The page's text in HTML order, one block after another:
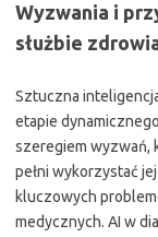
Wyzwania i
służbie
Sztuczna
etapie
szeregiem wyzwań,
pełni wykorzystać
kluczowych
medycznych. AI w